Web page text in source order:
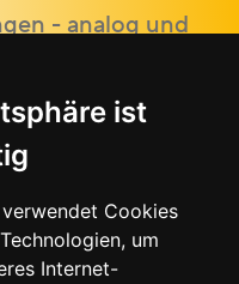
ist
Cookies
um
Internet-
- analog und
Unternehmen.